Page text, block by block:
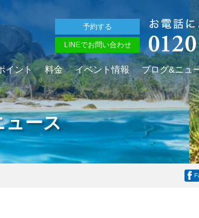
予約する
LINEでお問い合わせ
ュース
イント 料金 イベント情報 ブログ&ニュ